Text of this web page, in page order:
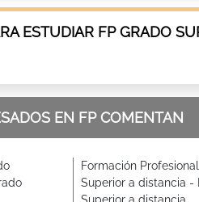
ESTUDIAR FP GRADO
EN FP COMENTAN
Formación
Superior a distancia -